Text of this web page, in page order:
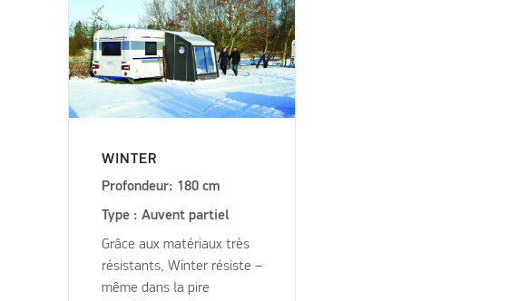
WINTER
Profondeur: 180 cm
Type : Auvent partiel
Grâce aux matériaux très
résistants, Winter résiste –
même dans la pire